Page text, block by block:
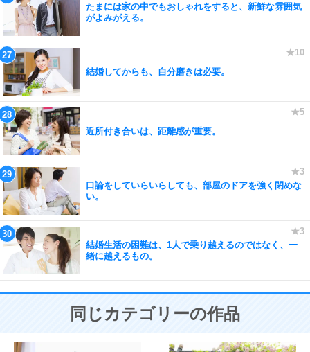
たまには家の中でもおしゃれをすると、新鮮な雰囲気
がよみがえる。
結婚してからも、自分磨きは必要。
近所付き合いは、距離感が重要。
口論をしていらいらしても、部屋のドアを強く閉めな
い。
結婚生活の困難は、1人で乗り越えるのではなく、一
緒に越えるもの。
同じカテゴリーの作品